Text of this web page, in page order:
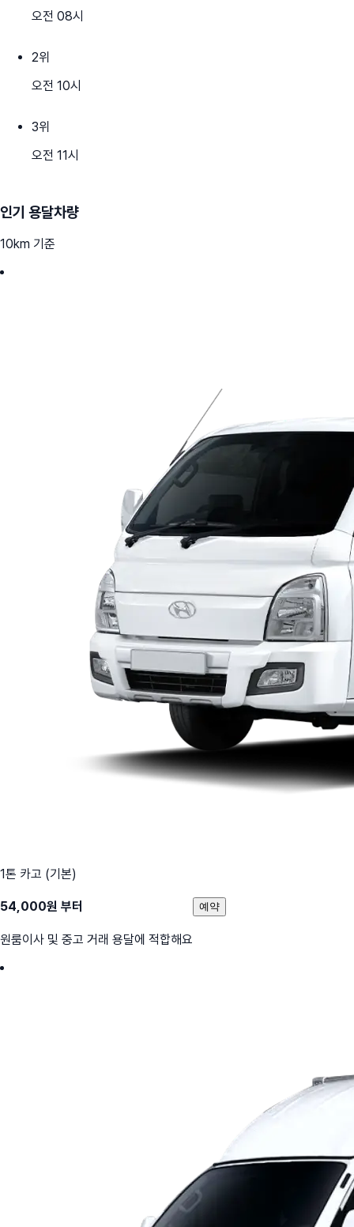
오전 08시
2위
오전 10시
3위
오전 11시
인기 용달차량
10km 기준
1톤 카고 (기본)
54,000원 부터
원룸이사 및 중고 거래 용달에 적합해요
예약